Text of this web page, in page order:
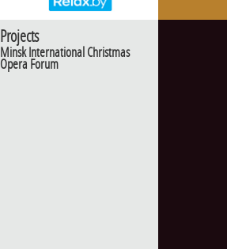
Projects
Minsk International Christmas
Opera Forum